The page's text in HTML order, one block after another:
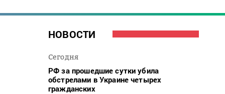
НОВОСТИ
Сегодня
РФ за прошедшие сутки убила
обстрелами в Украине четырех
гражданских